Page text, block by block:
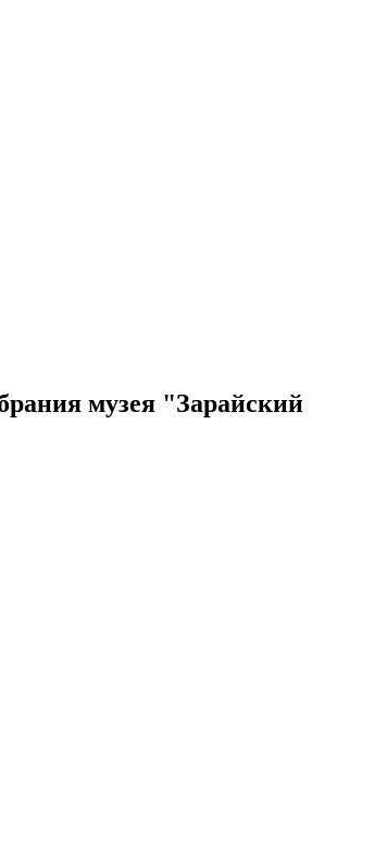
музея "Зарайский